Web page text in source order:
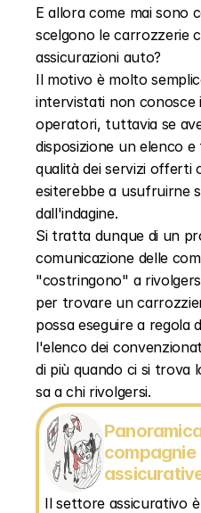
E allora come mai sono
scelgono le carrozzerie
assicurazioni auto?
Il motivo è molto
intervistati non conosce
operatori, tuttavia se
disposizione un elenco
qualità dei servizi offerti
esiterebbe a usufruirne
dall'indagine.
Si tratta dunque di un
comunicazione delle
"costringono" a
per trovare un
possa eseguire a regola
l'elenco dei
di più quando ci si trova
sa a chi rivolgersi.
compagnie
Il settore assicurativo